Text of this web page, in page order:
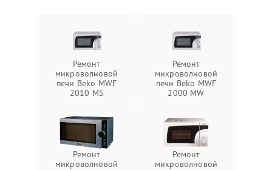
Ремонт
микроволновой
печи Beko MWF
2010 MS
Ремонт
микроволновой
печи Beko MWF
2000 MW
Ремонт
микроволновой
Ремонт
микроволновой